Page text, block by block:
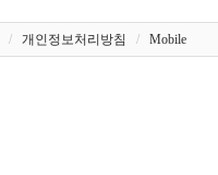
/ 개인정보처리방침 / Mobile